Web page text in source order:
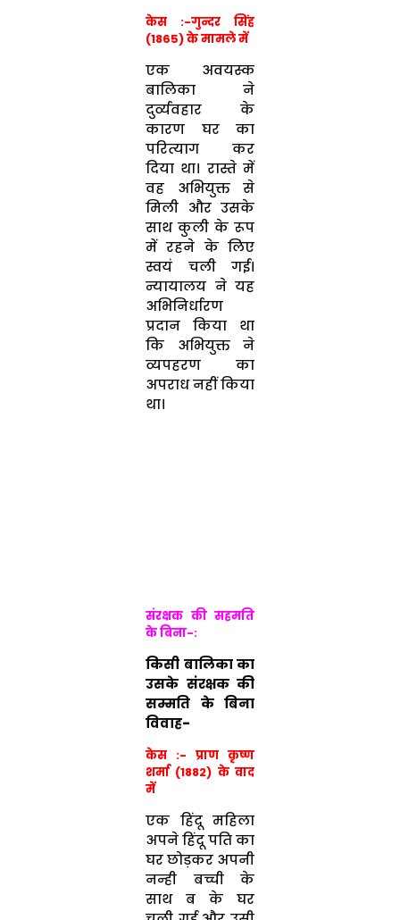
केस :-गुन्दर सिंह
(1865) के मामले में
एक अवयस्क
बालिका ने
दुर्व्यवहार के
कारण घर का
परित्याग कर
दिया था। रास्ते में
वह अभियुक्त से
मिली और उसके
साथ कुली के रूप
में रहने के लिए
स्वयं चली गई।
न्यायालय ने यह
अभिनिर्धारण
प्रदान किया था
कि अभियुक्त ने
व्यपहरण का
अपराध नहीं किया
था।
संरक्षक की सहमति
के बिना-:
किसी बालिका का
उसके संरक्षक की
सम्मति के बिना
विवाह-
केस :- प्राण कृष्ण
शर्मा (1882) के वाद
में
एक हिंदू महिला
अपने हिंदू पति का
घर छोड़कर अपनी
नन्ही बच्ची के
साथ ब के घर